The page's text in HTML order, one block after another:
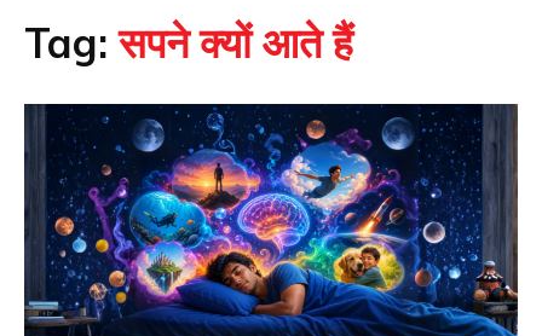
Tag:सपने क्यों आते हैं